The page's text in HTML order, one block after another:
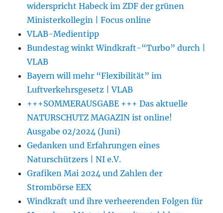
widerspricht Habeck im ZDF der grünen
Ministerkollegin | Focus online
VLAB-Medientipp
Bundestag winkt Windkraft-“Turbo” durch |
VLAB
Bayern will mehr “Flexibilität” im
Luftverkehrsgesetz | VLAB
+++SOMMERAUSGABE +++ Das aktuelle
NATURSCHUTZ MAGAZIN ist online!
Ausgabe 02/2024 (Juni)
Gedanken und Erfahrungen eines
Naturschützers | NI e.V.
Grafiken Mai 2024 und Zahlen der
Strombörse EEX
Windkraft und ihre verheerenden Folgen für